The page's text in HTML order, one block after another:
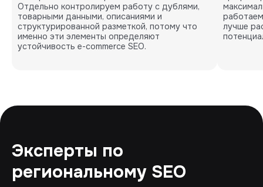
Отдельно контролируем работу с дублями,
товарными данными, описаниями и
структурированной разметкой, потому что
именно эти элементы определяют
устойчивость e-commerce SEO.
лучше
Эксперты по
региональному SEO